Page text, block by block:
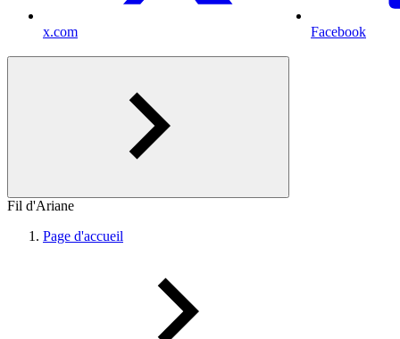
x.com Facebook
Fil d'Ariane
Page d'accueil